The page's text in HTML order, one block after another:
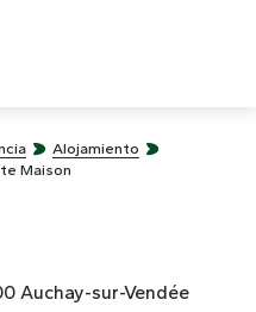
Alojamiento
Maison
Auchay-sur-Vendée